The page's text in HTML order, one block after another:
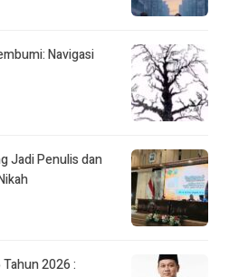
Navigasi
Jadi Penulis dan
2026 :